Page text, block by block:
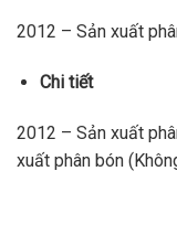
2012 – Sản xuất
Chi tiết
2012 – Sản xuất
xuất phân bón